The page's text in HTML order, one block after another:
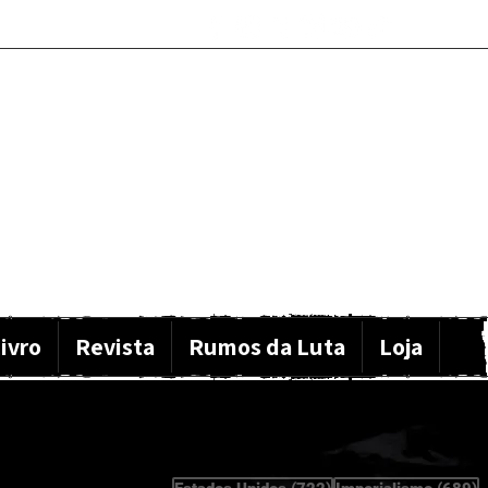
Revista Rumos da Luta Loja